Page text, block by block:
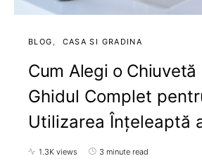
BLOG CASA SI GRADINA
Cum Alegi o Chiuvetă
Ghidul Complet
Utilizarea Înțeleaptă
1.3K views 3 minute read